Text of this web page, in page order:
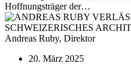
Hoffnungsträger der…
Andreas Ruby, Direktor
20. März 2025